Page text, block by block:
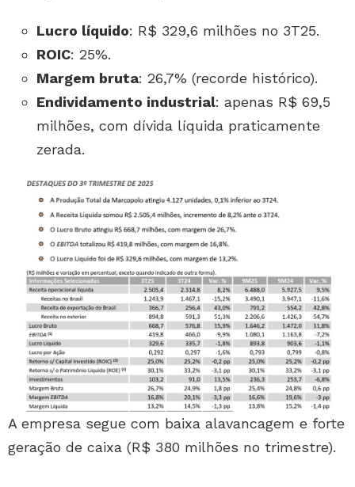
Lucro líquido: R$ 329,6 milhões no 3T25.
ROIC: 25%.
Margem bruta: 26,7% (recorde histórico).
Endividamento industrial: apenas R$ 69,5
milhões, com dívida líquida praticamente
zerada.
A empresa segue com baixa alavancagem e forte
geração de caixa (R$ 380 milhões no trimestre).